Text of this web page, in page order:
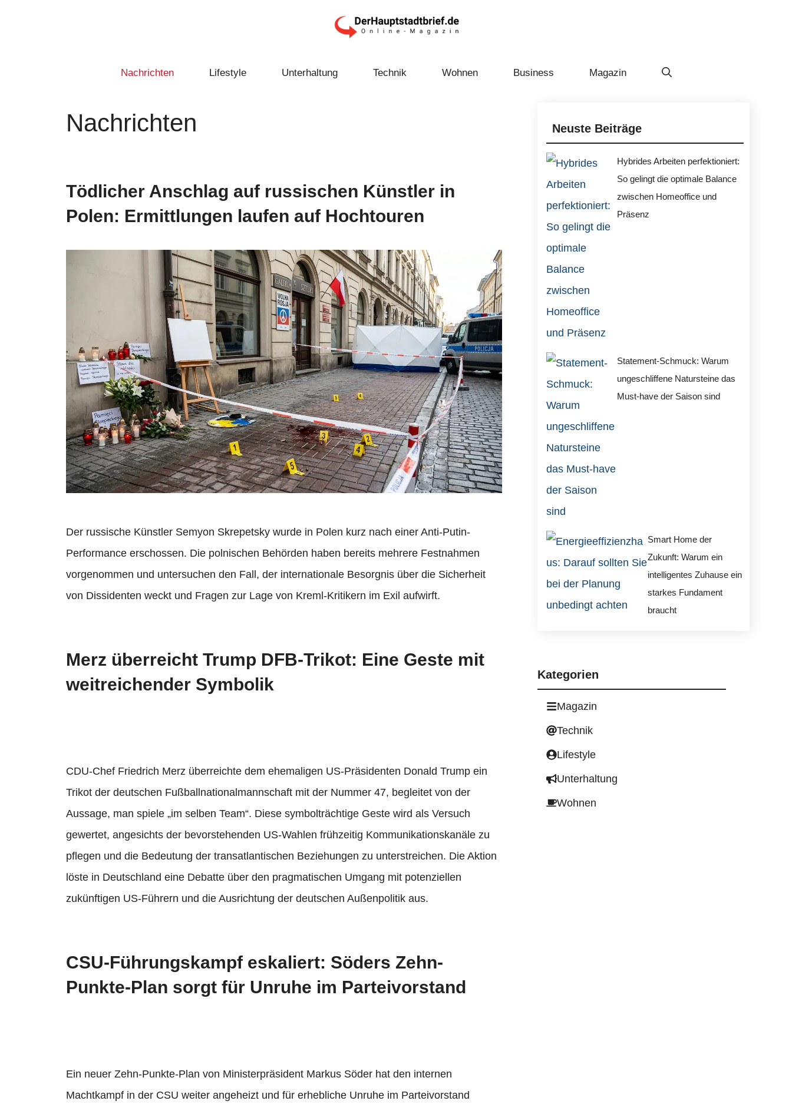
Nachrichten Lifestyle Unterhaltung Technik Wohnen Business Magazin
Nachrichten
Tödlicher Anschlag auf russischen Künstler in
Polen: Ermittlungen laufen auf Hochtouren
Der russische Künstler Semyon Skrepetsky wurde in Polen kurz nach einer Anti-Putin-
Performance erschossen. Die polnischen Behörden haben bereits mehrere Festnahmen
vorgenommen und untersuchen den Fall, der internationale Besorgnis über die Sicherheit
von Dissidenten weckt und Fragen zur Lage von Kreml-Kritikern im Exil aufwirft.
Merz überreicht Trump DFB-Trikot: Eine Geste mit
weitreichender Symbolik
CDU-Chef Friedrich Merz überreichte dem ehemaligen US-Präsidenten Donald Trump ein
Trikot der deutschen Fußballnationalmannschaft mit der Nummer 47, begleitet von der
Aussage, man spiele „im selben Team“. Diese symbolträchtige Geste wird als Versuch
gewertet, angesichts der bevorstehenden US-Wahlen frühzeitig Kommunikationskanäle zu
pflegen und die Bedeutung der transatlantischen Beziehungen zu unterstreichen. Die Aktion
löste in Deutschland eine Debatte über den pragmatischen Umgang mit potenziellen
zukünftigen US-Führern und die Ausrichtung der deutschen Außenpolitik aus.
CSU-Führungskampf eskaliert: Söders Zehn-
Punkte-Plan sorgt für Unruhe im Parteivorstand
Ein neuer Zehn-Punkte-Plan von Ministerpräsident Markus Söder hat den internen
Machtkampf in der CSU weiter angeheizt und für erhebliche Unruhe im Parteivorstand
Neuste Beiträge
Hybrides Arbeiten perfektioniert:
So gelingt die optimale Balance
zwischen Homeoffice und
Präsenz
Statement-Schmuck: Warum
ungeschliffene Natursteine das
Must-have der Saison sind
Smart Home der
Zukunft: Warum ein
intelligentes Zuhause ein
starkes Fundament
braucht
Kategorien
Magazin
Technik
Lifestyle
Unterhaltung
Wohnen